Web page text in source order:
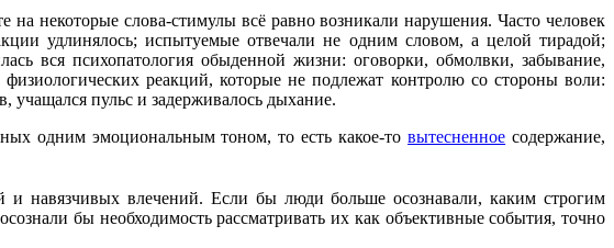
некоторые слова-стимулы всё равно возникали нарушения. Часто человек
удлинялось; испытуемые отвечали не одним словом, а целой тирадой;
вся психопатология обыденной жизни: оговорки, обмолвки, забывание,
реакций, которые не подлежат контролю со стороны воли:
учащался пульс и задерживалось дыхание.
одним эмоциональным тоном, то есть какое-товытесненное содержание,
и навязчивых влечений. Если бы люди больше осознавали, каким строгим
бы необходимость рассматривать их как объективные события, точно